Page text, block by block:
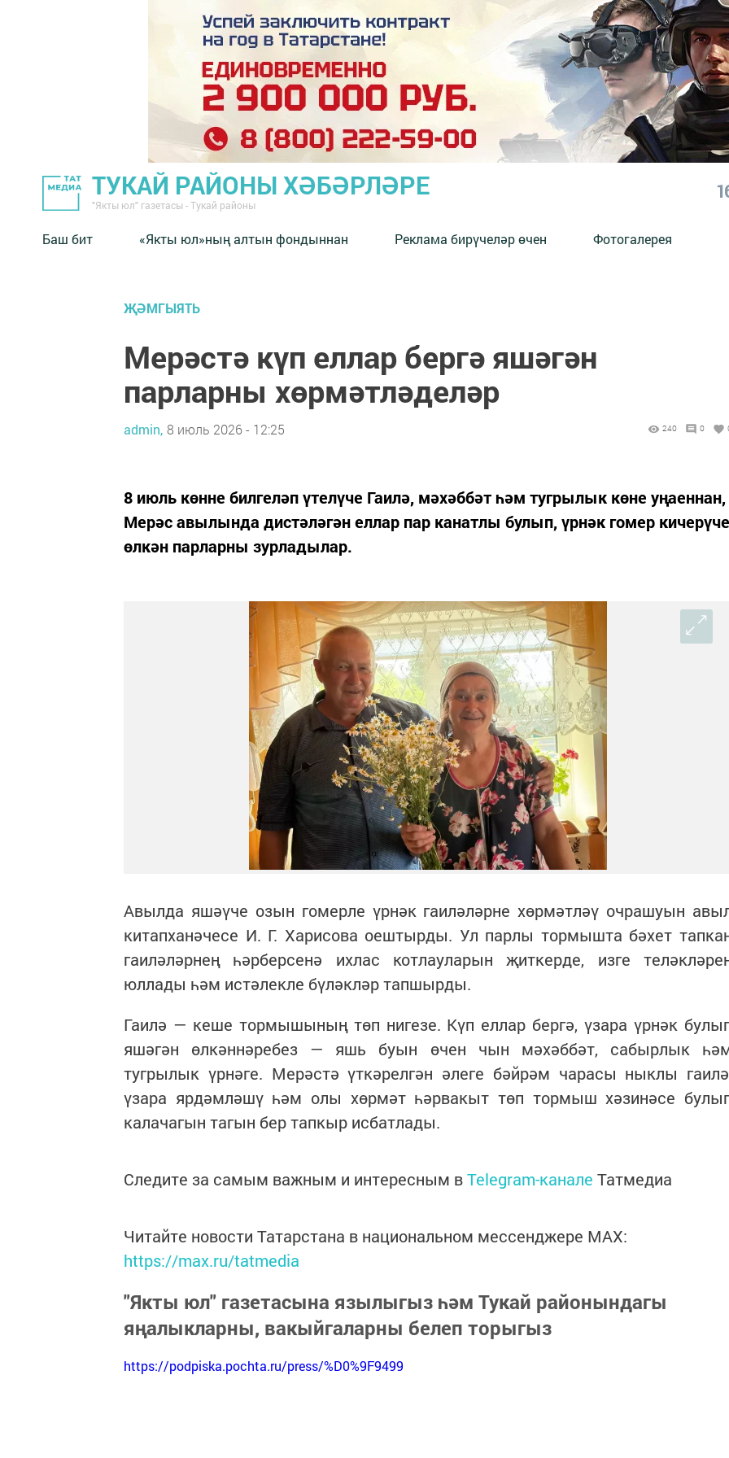
ТУКАЙ РАЙОНЫ ХӘБӘРЛӘРЕ
"Якты юл" газетасы - Тукай районы
Баш бит «Якты юл»ның алтын фондыннан Реклама бирүчеләр өчен Фотогалерея
ҖӘМГЫЯТЬ
Мерәстә күп еллар бергә яшәгән
парларны хөрмәтләделәр
admin, 8 июль 2026 - 12:25 240 0
8 июль көнне билгеләп үтелүче Гаилә, мәхәббәт һәм тугрылык көне уңаеннан,
Мерәс авылында дистәләгән еллар пар канатлы булып, үрнәк гомер кичерүче
өлкән парларны зурладылар.
Авылда яшәүче озын гомерле үрнәк гаиләләрне хөрмәтләү очрашуын
китапханәчесе И. Г. Харисова оештырды. Ул парлы тормышта бәхет
гаиләләрнең һәрберсенә ихлас котлауларын җиткерде, изге
юллады һәм истәлекле бүләкләр тапшырды.
Гаилә — кеше тормышының төп нигезе. Күп еллар бергә, үзара үрнәк
яшәгән өлкәннәребез — яшь буын өчен чын мәхәббәт, сабырлык
тугрылык үрнәге. Мерәстә үткәрелгән әлеге бәйрәм чарасы ныклы
үзара ярдәмләшү һәм олы хөрмәт һәрвакыт төп тормыш хәзинәсе
калачагын тагын бер тапкыр исбатлады.
Следите за самым важным и интересным вTelegram-канале Татмедиа
Читайте новости Татарстана в национальном мессенджере MАХ:
https://max.ru/tatmedia
"Якты юл" газетасына язылыгыз һәм Тукай районындагы
яңалыкларны, вакыйгаларны белеп торыгыз
https://podpiska.pochta.ru/press/%D0%9F9499